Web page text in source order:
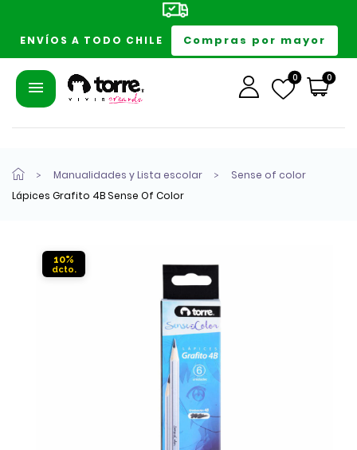
ENVÍOS A TODO CHILE Compras por mayor
0 0
Manualidades y Lista escolar
Sense of color
Lápices Grafito 4B Sense Of Color
10%